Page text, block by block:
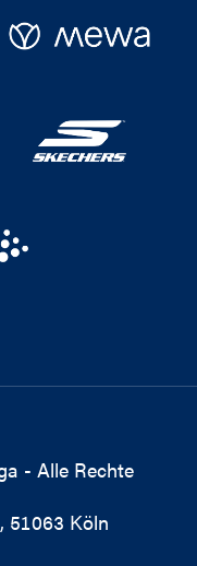
- Alle Rechte
51063 Köln